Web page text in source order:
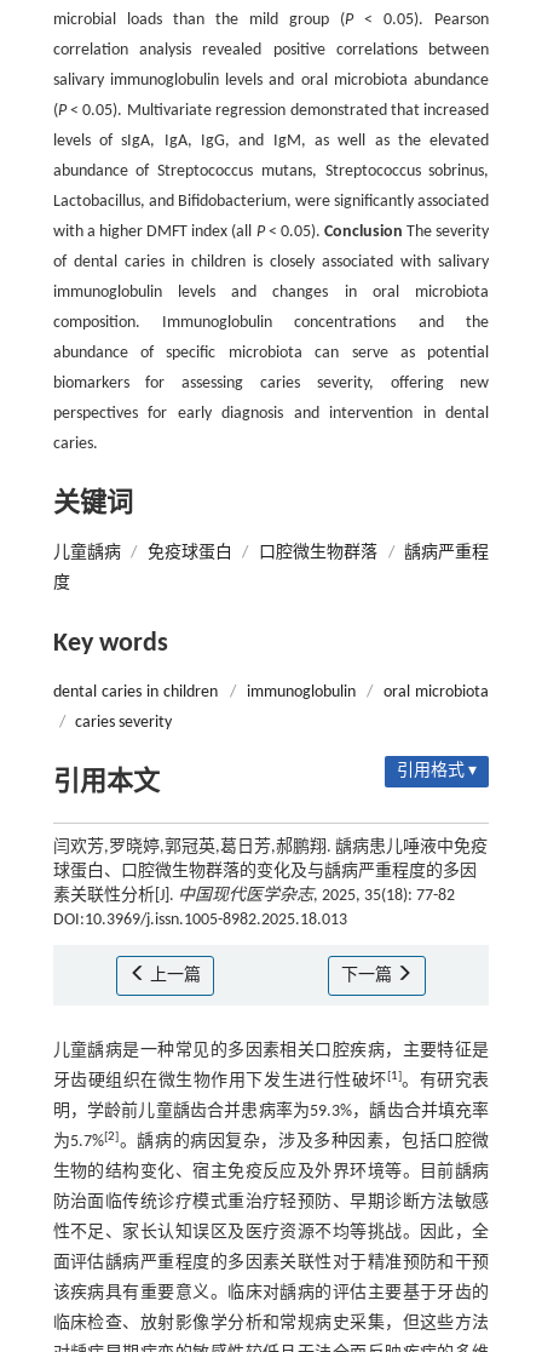
microbial loads than the mild group (P< 0.05). Pearson
correlation analysis revealed positive correlations between
salivary immunoglobulin levels and oral microbiota abundance
(P< 0.05). Multivariate regression demonstrated that increased
levels of sIgA, IgA, IgG, and IgM, as well as the elevated
abundance of Streptococcus mutans, Streptococcus sobrinus,
Lactobacillus, and Bifidobacterium, were significantly associated
with a higher DMFT index (all P< 0.05).Conclusion The severity
of dental caries in children is closely associated with salivary
immunoglobulin levels and changes in oral microbiota
composition. Immunoglobulin concentrations and the
abundance of specific microbiota can serve as potential
biomarkers for assessing caries severity, offering new
perspectives for early diagnosis and intervention in dental
caries.
关键词
儿童龋病 / 免疫球蛋白 / 口腔微生物群落 / 龋病严重程
度
Key words
dental caries in children / immunoglobulin /
oral microbiota
/ caries severity
引用本文 引用格式 ▾
闫欢芳,罗晓婷,郭冠英,葛日芳,郝鹏翔. 龋病患儿唾液中免疫
球蛋白、口腔微生物群落的变化及与龋病严重程度的多因
素关联性分析[J]. 中国现代医学杂志, 2025, 35(18): 77-82
DOI:10.3969/j.issn.1005-8982.2025.18.013
上一篇 下一篇
儿童龋病是一种常见的多因素相关口腔疾病，主要特征是
牙齿硬组织在微生物作用下发生进行性破坏[1]。有研究表
明，学龄前儿童龋齿合并患病率为59.3%，龋齿合并填充率
为5.7%[2]。龋病的病因复杂，涉及多种因素，包括口腔微
生物的结构变化、宿主免疫反应及外界环境等。目前龋病
防治面临传统诊疗模式重治疗轻预防、早期诊断方法敏感
性不足、家长认知误区及医疗资源不均等挑战。因此，全
面评估龋病严重程度的多因素关联性对于精准预防和干预
该疾病具有重要意义。临床对龋病的评估主要基于牙齿的
临床检查、放射影像学分析和常规病史采集，但这些方法